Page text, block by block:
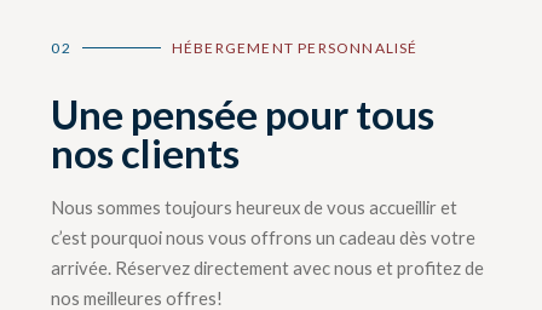
02 HÉBERGEMENT PERSONNALISÉ
Une pensée pour tous
nos clients
Nous sommes toujours heureux de vous accueillir et
c’est pourquoi nous vous offrons un cadeau dès votre
arrivée. Réservez directement avec nous et profitez de
nos meilleures offres!